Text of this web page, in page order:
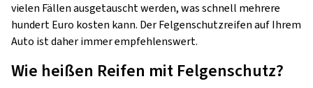
vielen Fällen ausgetauscht werden, was schnell mehrere
hundert Euro kosten kann. Der Felgenschutzreifen auf Ihrem
Auto ist daher immer empfehlenswert.
Wie heißen Reifen mit Felgenschutz?